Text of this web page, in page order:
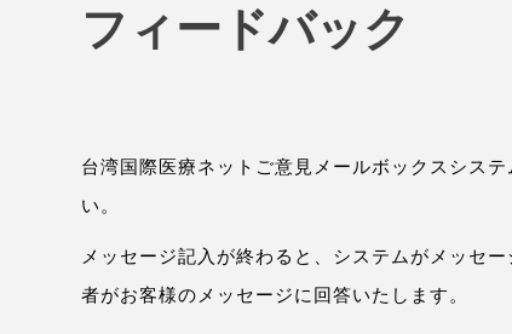
フィードバック
台湾国際医療ネットご意見メールボックスシス
い。
メッセージ記入が終わると、システムがメッセ
者がお客様のメッセージに回答いたします。